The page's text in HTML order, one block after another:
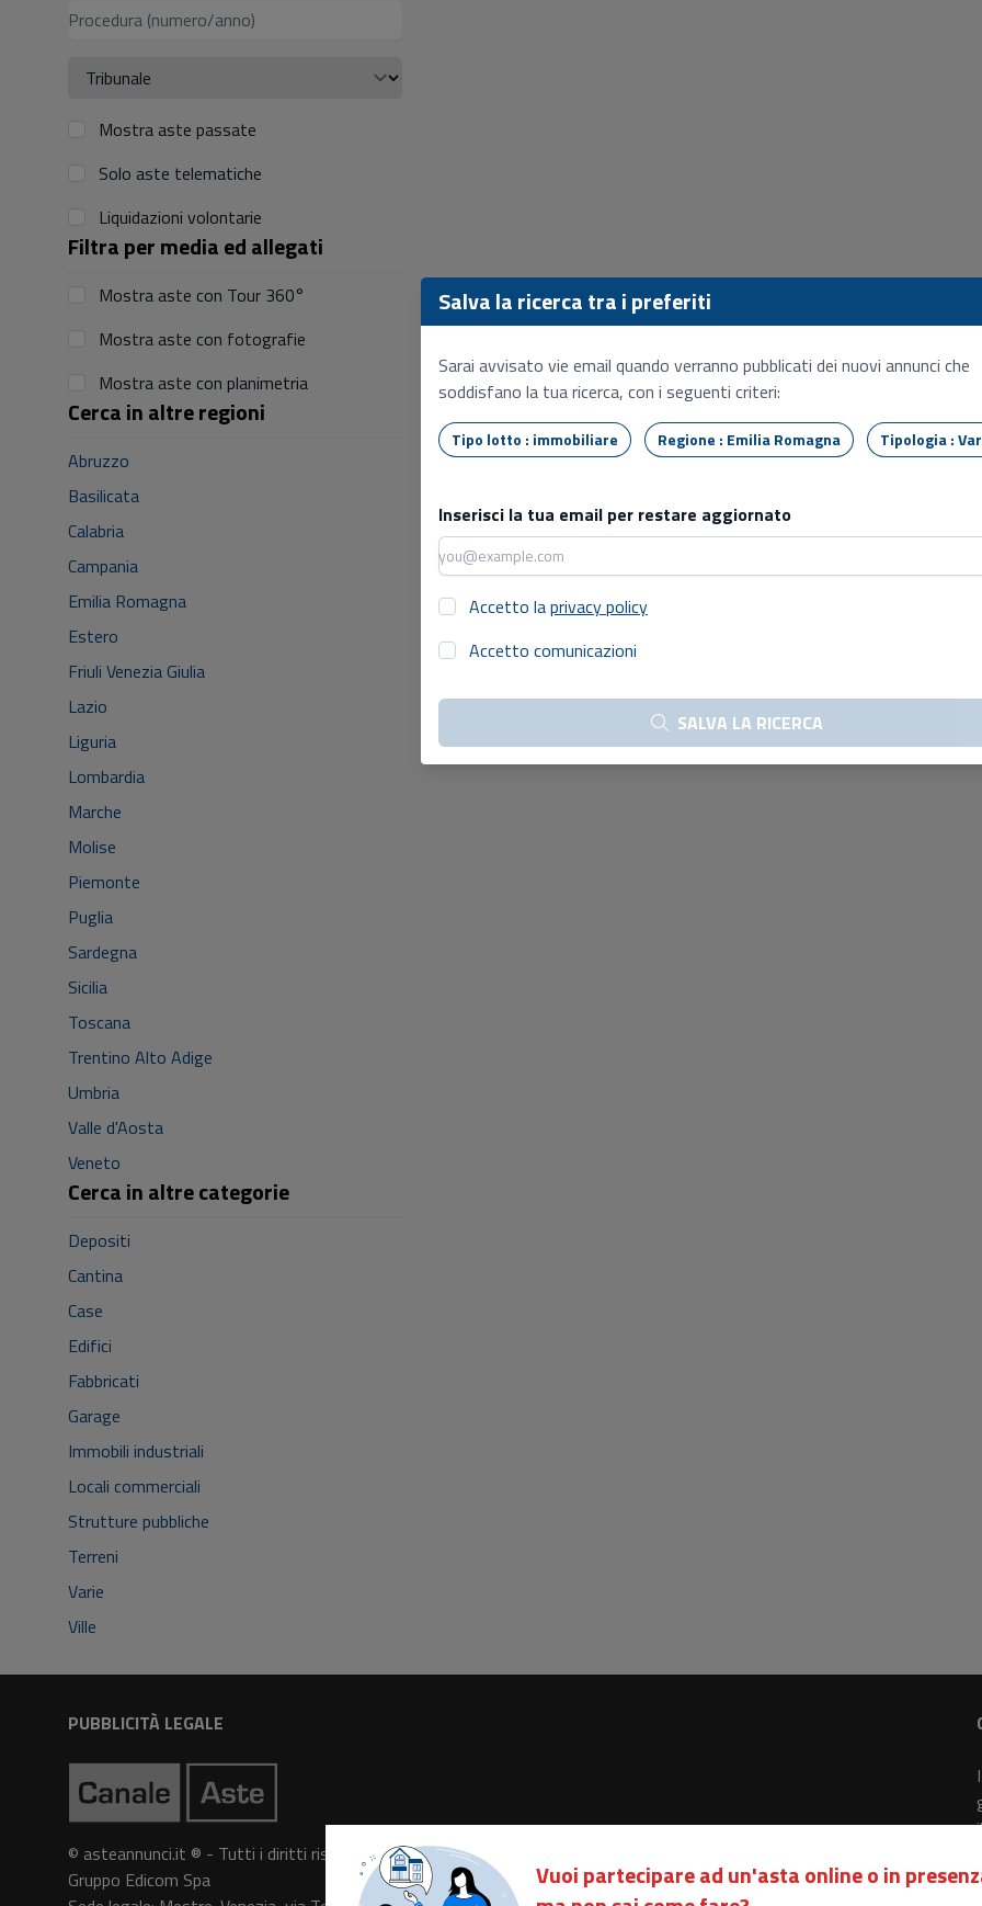
Mostra aste passate
Solo aste telematiche
Liquidazioni volontarie
Filtra per media ed allegati
Mostra aste con Tour 360°
Mostra aste con fotografie
Mostra aste con planimetria
Cerca in altre regioni
Abruzzo
Basilicata
Calabria
Campania
Emilia Romagna
Estero
Friuli Venezia Giulia
Lazio
Liguria
Lombardia
Marche
Molise
Piemonte
Puglia
Sardegna
Sicilia
Toscana
Trentino Alto Adige
Umbria
Valle d'Aosta
Veneto
Cerca in altre categorie
Depositi
Cantina
Case
Edifici
Fabbricati
Garage
Immobili industriali
Locali commerciali
Strutture pubbliche
Terreni
Varie
Ville
Salva la ricerca tra i preferiti
Sarai avvisato vie email quando verranno pubblicati dei nuovi annunci che
soddisfano la tua ricerca, con i seguenti criteri:
Tipo lotto : immobiliare Regione : Emilia Romagna Tipologia
Inserisci la tua email per restare aggiornato
Accetto laprivacy policy
Accetto comunicazioni
SALVA LA RICERCA
PUBBLICITÀ LEGALE
© asteannunci.it ® - Tutti i diritti riservati
Gruppo Edicom Spa
Vuoi partecipare ad un'asta online o in